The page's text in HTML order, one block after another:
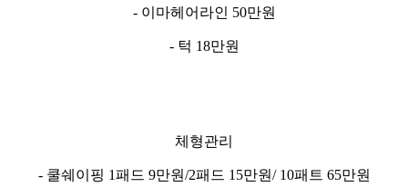
- 이마헤어라인 50만원
- 턱 18만원
체형관리
- 쿨쉐이핑 1패드 9만원/2패드 15만원/ 10패트 65만원